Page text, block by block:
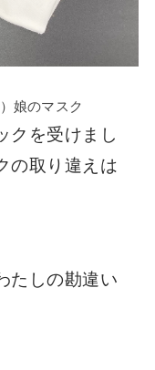
娘のマスク
クを受けまし
の取り違えは
たしの勘違い